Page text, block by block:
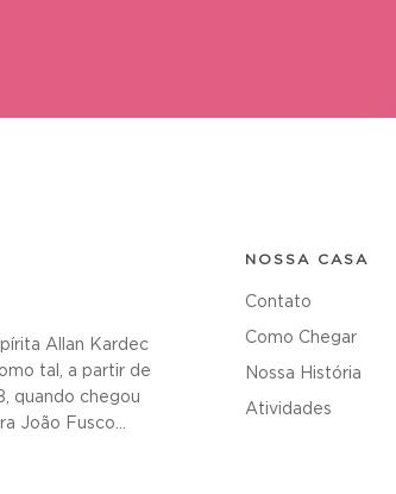
Allan Kardec
tal, a partir de
quando chegou
João Fusco...
NOSSA CASA
Contato
Como Chegar
Nossa História
Atividades